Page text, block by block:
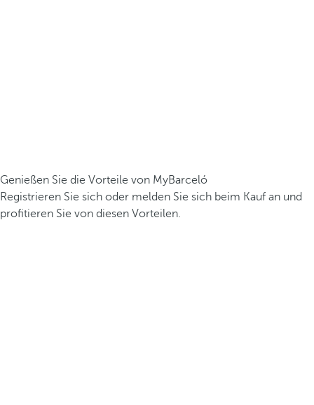
Genießen Sie die Vorteile von MyBarceló
Registrieren Sie sich oder melden Sie sich beim Kauf an und
profitieren Sie von diesen Vorteilen.